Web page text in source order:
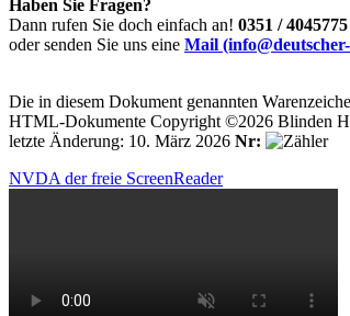
Haben Sie Fragen?
Dann rufen Sie doch einfach an! 0351 / 4045775
oder senden Sie uns eine Mail
Die in diesem Dokument genannten
HTML-Dokumente Copyright ©2026 Blinden
letzte Änderung: 10. März 2026 Nr:
NVDA der freie ScreenReader